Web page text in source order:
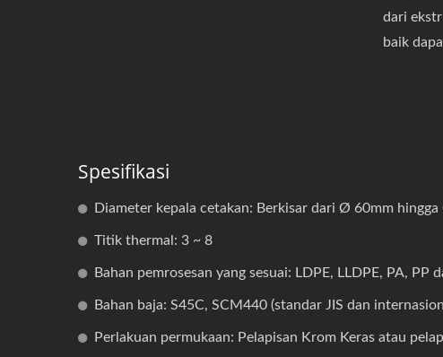
dari
baik
Spesifikasi
Diameter kepala cetakan: Berkisar dari Ø 60mm
Titik thermal: 3 ~ 8
Bahan pemrosesan yang sesuai: LDPE, LLDPE, PA, PP
Bahan baja: S45C, SCM440 (standar JIS dan
Perlakuan permukaan: Pelapisan Krom Keras atau